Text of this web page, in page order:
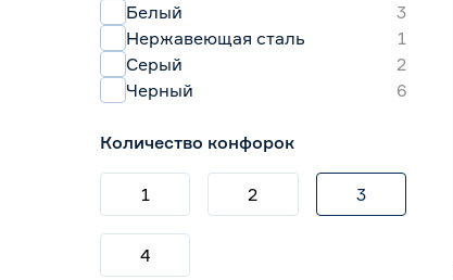
Белый
3
Нержавеющая сталь
1
Серый
2
Черный
6
Количество конфорок
1 2 3
4